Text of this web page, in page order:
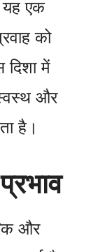
एक
को
में
और
है।
और